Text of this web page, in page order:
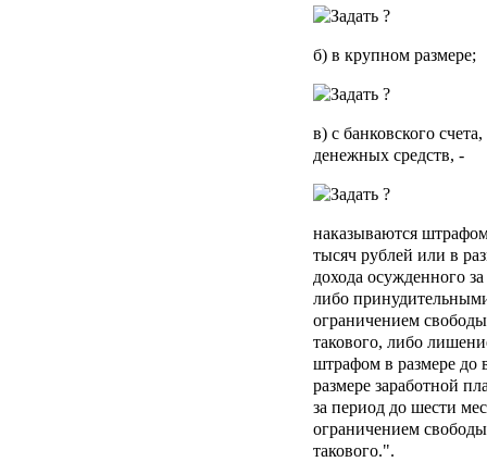
б) в крупном размере;
в) с банковского
денежных средств, -
наказываются
тысяч рублей или в
дохода осужденного
либо
ограничением
такового, либо
штрафом в размере до
размере заработной
за период до шести
ограничением
такового.".